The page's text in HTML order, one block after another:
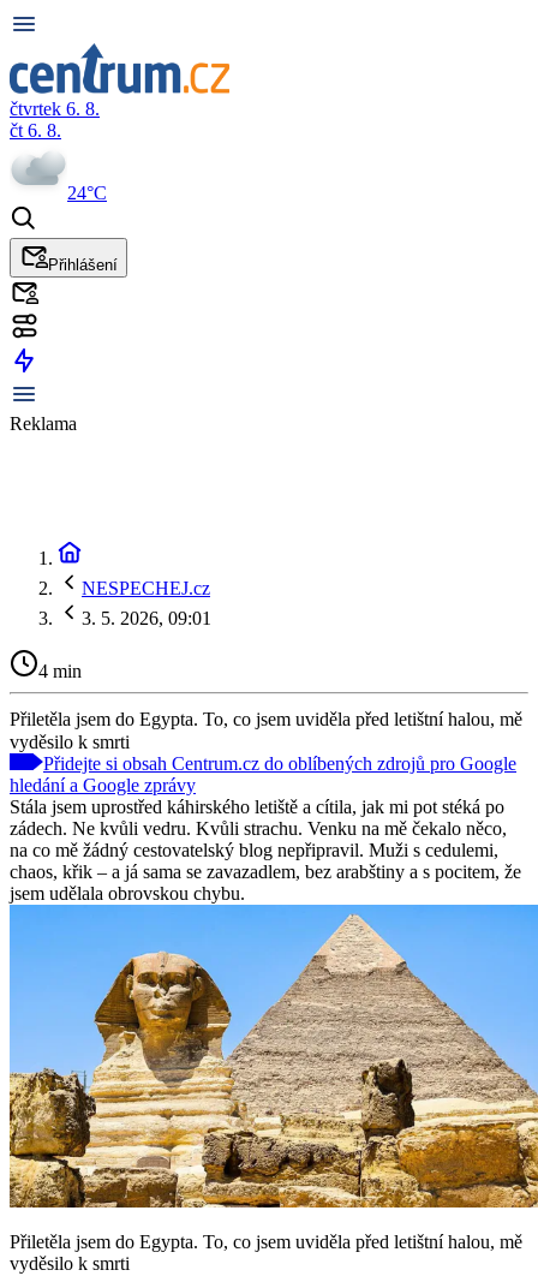
čtvrtek 6. 8.
čt 6. 8.
24°C
Přihlášení
Reklama
NESPECHEJ.cz
3. 5. 2026, 09:01
4 min
Přiletěla jsem do Egypta. To, co jsem uviděla před letištní halou, mě
vyděsilo k smrti
Přidejte si obsah Centrum.cz do oblíbených zdrojů pro Google
hledání a Google zprávy
Stála jsem uprostřed káhirského letiště a cítila, jak mi pot stéká po
zádech. Ne kvůli vedru. Kvůli strachu. Venku na mě čekalo něco,
na co mě žádný cestovatelský blog nepřipravil. Muži s cedulemi,
chaos, křik – a já sama se zavazadlem, bez arabštiny a s pocitem, že
jsem udělala obrovskou chybu.
Přiletěla jsem do Egypta. To, co jsem uviděla před letištní halou, mě
vyděsilo k smrti